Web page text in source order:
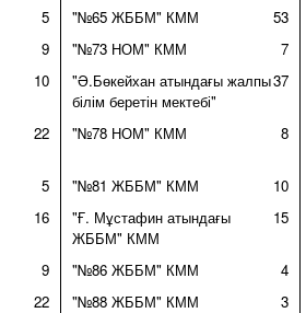
5 "№65 ЖББМ" КММ
53
9 "№73 НОМ" КММ
7
10
"Ә.Бөкейхан атындағы жалпы
білім беретін мектебі"
37
22 "№78 НОМ" КММ 8
5 "№81 ЖББМ" КММ
10
16
"Ғ. Мұстафин атындағы
ЖББМ" КММ
15
9 "№86 ЖББМ" КММ
4
22 "№88 ЖББМ" КММ
3